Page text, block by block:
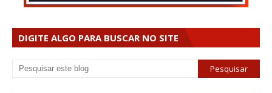
DIGITE ALGO PARA BUSCAR NO SITE